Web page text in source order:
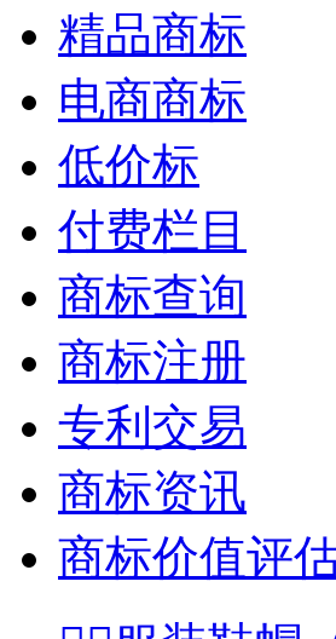
精品商标
电商商标
低价标
付费栏目
商标查询
商标注册
专利交易
商标资讯
商标价值评